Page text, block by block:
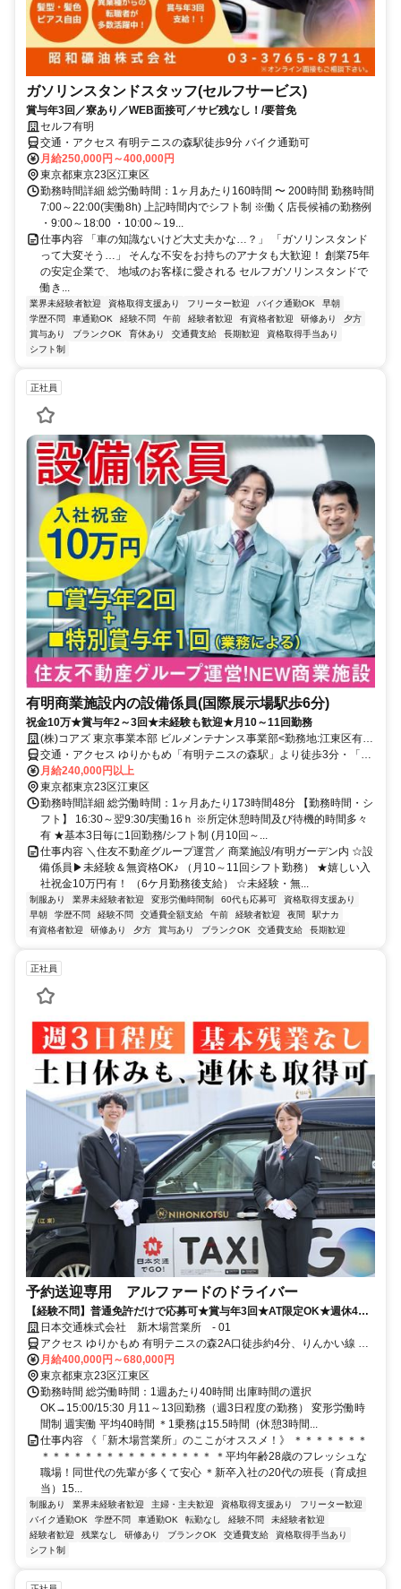
ガソリンスタンドスタッフ(セルフサービス)
賞与年3回／寮あり／WEB面接可／サビ残なし！/要普免
セルフ有明
交通・アクセス 有明テニスの森駅徒歩9分 バイク通勤可
月給250,000円～400,000円
東京都東京23区江東区
勤務時間詳細 総労働時間：1ヶ月あたり160時間 〜 200時間 勤務時間
7:00～22:00(実働8h) 上記時間内でシフト制 ※働く店長候補の勤務例
・9:00～18:00 ・10:00～19...
仕事内容 「車の知識ないけど大丈夫かな…？」 「ガソリンスタンド
って大変そう…」 そんな不安をお持ちのアナタも大歓迎！ 創業75年
の安定企業で、 地域のお客様に愛される セルフガソリンスタンドで
働き...
業界未経験者歓迎 資格取得支援あり フリーター歓迎 バイク通勤OK
早朝
学歴不問
車通勤OK 経験不問 午前 経験者歓迎 有資格者歓迎 研修あり
夕方
賞与あり
ブランクOK 育休あり 交通費支給 長期歓迎
資格取得手当あり
シフト制
正社員
有明商業施設内の設備係員(国際展示場駅歩6分)
祝金10万★賞与年2～3回★未経験も歓迎★月10～11回勤務
(株)コアズ 東京事業本部 ビルメンテナンス事業部<勤務地:江東区有
明/有明ガーデン>
交通・アクセス ゆりかもめ「有明テニスの森駅」より徒歩3分・「有
明駅」より徒歩4分・りんかい線「国際展示場駅」より徒歩6分
月給240,000円以上
東京都東京23区江東区
勤務時間詳細 総労働時間：1ヶ月あたり173時間48分 【勤務時間・シ
フト】 16:30～翌9:30/実働16ｈ ※所定休憩時間及び待機的時間多々
有 ★基本3日毎に1回勤務/シフト制 (月10回～...
仕事内容 ＼住友不動産グループ運営／ 商業施設/有明ガーデン内 ☆設
備係員▶未経験＆無資格OK♪ （月10～11回シフト勤務） ★嬉しい入
社祝金10万円有！ （6ケ月勤務後支給） ☆未経験・無...
制服あり 業界未経験者歓迎 変形労働時間制 60代も応募可
資格取得支援あり
早朝
学歴不問 経験不問 交通費全額支給 午前 経験者歓迎 夜間
駅ナカ
有資格者歓迎
研修あり 夕方 賞与あり ブランクOK 交通費支給 長期歓迎
正社員
予約送迎専用 アルファードのドライバー
【経験不問】普通免許だけで応募可★賞与年3回★AT限定OK★週休4日
で月給40万円保証★若手活躍中
日本交通株式会社 新木場営業所 - 01
アクセス ゆりかもめ 有明テニスの森2A口徒歩約4分、りんかい線 国
際展示場（りんかい線）A口徒歩約9分
月給400,000円～680,000円
東京都東京23区江東区
勤務時間 総労働時間：1週あたり40時間 出庫時間の選択
OK→15:00/15:30 月11～13回勤務（週3日程度の勤務） 変形労働時
間制 週実働 平均40時間 ＊1乗務は15.5時間（休憩3時間...
仕事内容 《「新木場営業所」のここがオススメ！》 ＊＊＊＊＊＊＊
＊＊＊＊＊＊＊＊＊＊＊＊＊＊＊＊ ＊平均年齢28歳のフレッシュな
職場！同世代の先輩が多くて安心 ＊新卒入社の20代の班長（育成担
当）15...
制服あり 業界未経験者歓迎 主婦・主夫歓迎 資格取得支援あり
フリーター歓迎
バイク通勤OK
学歴不問 車通勤OK 転勤なし 経験不問
未経験者歓迎
経験者歓迎
残業なし 研修あり ブランクOK 交通費支給
資格取得手当あり
シフト制